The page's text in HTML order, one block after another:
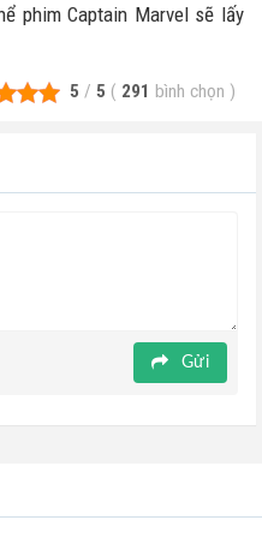
phim Captain Marvel sẽ lấy
5 / 5 ( 291 bình chọn )
Gửi